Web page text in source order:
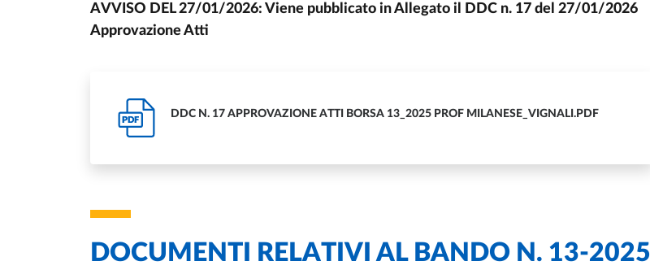
AVVISO DEL 27/01/2026: Viene pubblicato in Allegato il DDC n. 17 del 27/01/2026
Approvazione Atti
PDF
DDC N. 17 APPROVAZIONE ATTI BORSA 13_2025 PROF MILANESE_VIGNALI.PDF
DOCUMENTI RELATIVI AL BANDO N. 13-2025